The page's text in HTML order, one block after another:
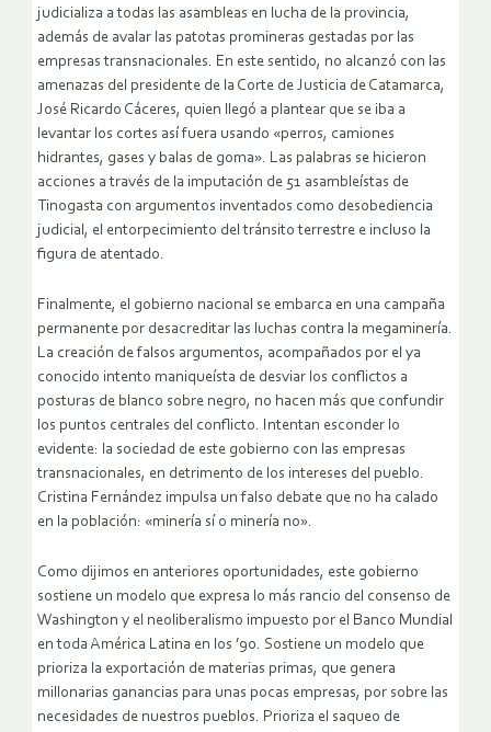
judicializa a todas las asambleas en lucha de la provincia,
además de avalar las patotas promineras gestadas por las
empresas transnacionales. En este sentido, no alcanzó con las
amenazas del presidente de la Corte de Justicia de Catamarca,
José Ricardo Cáceres, quien llegó a plantear que se iba a
levantar los cortes así fuera usando «perros, camiones
hidrantes, gases y balas de goma». Las palabras se hicieron
acciones a través de la imputación de 51 asambleístas de
Tinogasta con argumentos inventados como desobediencia
judicial, el entorpecimiento del tránsito terrestre e incluso la
figura de atentado.
Finalmente, el gobierno nacional se embarca en una campaña
permanente por desacreditar las luchas contra la megaminería.
La creación de falsos argumentos, acompañados por el ya
conocido intento maniqueísta de desviar los conflictos a
posturas de blanco sobre negro, no hacen más que confundir
los puntos centrales del conflicto. Intentan esconder lo
evidente: la sociedad de este gobierno con las empresas
transnacionales, en detrimento de los intereses del pueblo.
Cristina Fernández impulsa un falso debate que no ha calado
en la población: «minería sí o minería no».
Como dijimos en anteriores oportunidades, este gobierno
sostiene un modelo que expresa lo más rancio del consenso de
Washington y el neoliberalismo impuesto por el Banco Mundial
en toda América Latina en los ’90. Sostiene un modelo que
prioriza la exportación de materias primas, que genera
millonarias ganancias para unas pocas empresas, por sobre las
necesidades de nuestros pueblos. Prioriza el saqueo de